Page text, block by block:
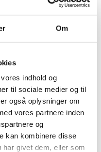
Om
indhold og
til sociale medier og til
også oplysninger om
vores partnere inden
og
kan kombinere disse
har givet dem, eller som